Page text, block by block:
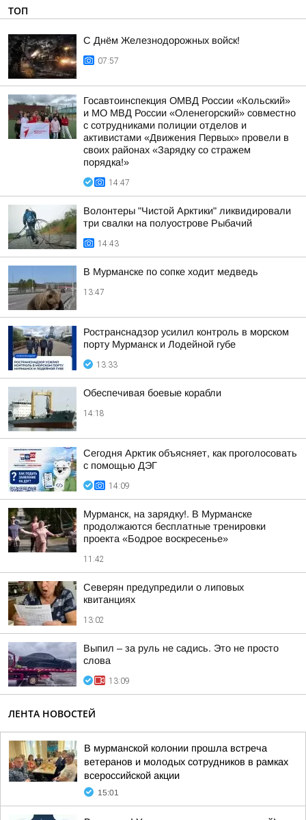
ТОП
С Днём Железнодорожных войск!
07:57
Госавтоинспекция ОМВД России «Кольский»
и МО МВД России «Оленегорский» совместно
с сотрудниками полиции отделов и
активистами «Движения Первых» провели в
своих районах «Зарядку со стражем
порядка!»
14:47
Волонтеры "Чистой Арктики" ликвидировали
три свалки на полуострове Рыбачий
14:43
В Мурманске по сопке ходит медведь
13:47
Ространснадзор усилил контроль в морском
порту Мурманск и Лодейной губе
13:33
Обеспечивая боевые корабли
14:18
Сегодня Арктик объясняет, как проголосовать
с помощью ДЭГ
14:09
Мурманск, на зарядку!. В Мурманске
продолжаются бесплатные тренировки
проекта «Бодрое воскресенье»
11:42
Северян предупредили о липовых
квитанциях
13:02
Выпил – за руль не садись. Это не просто
слова
13:09
ЛЕНТА НОВОСТЕЙ
В мурманской колонии прошла встреча
ветеранов и молодых сотрудников в рамках
всероссийской акции
15:01